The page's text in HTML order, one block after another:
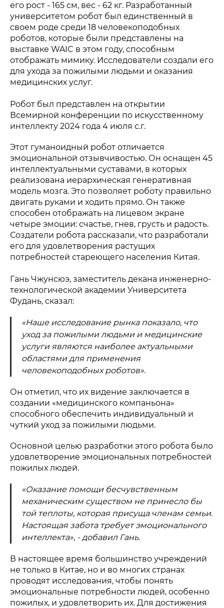
его рост - 165 см, вес - 62 кг. Разработанный
университетом робот был единственный в
своем роде среди 18 человекоподобных
роботов, которые были представлены на
выставке WAIC в этом году, способным
отображать мимику. Исследователи создали его
для ухода за пожилыми людьми и оказания
медицинских услуг.
Робот был представлен на открытии
Всемирной конференции по искусственному
интеллекту 2024 года 4 июля с.г.
Этот гуманоидный робот отличается
эмоциональной отзывчивостью. Он оснащен 45
интеллектуальными суставами, в которых
реализована иерархическая генеративная
модель мозга. Это позволяет роботу правильно
двигать руками и ходить прямо. Он также
способен отображать на лицевом экране
четыре эмоции: счастье, гнев, грусть и радость.
Создатели робота рассказали, что разработали
его для удовлетворения растущих
потребностей стареющего населения Китая.
Гань Чжунсюэ, заместитель декана инженерно-
технологической академии Университета
Фудань, сказал:
«Наше исследование рынка показало, что
уход за пожилыми людьми и медицинские
услуги являются наиболее актуальными
областями для применения
человекоподобных роботов».
Он отметил, что их видение заключается в
создании «медицинского компаньона»
способного обеспечить индивидуальный и
чуткий уход за пожилыми людьми.
Основной целью разработки этого робота было
удовлетворение эмоциональных потребностей
пожилых людей.
«Оказание помощи бесчувственным
механическим существом не принесло бы
той теплоты, которая присуща членам семьи.
Настоящая забота требует эмоционального
интеллекта», - добавил Гань.
В настоящее время большинство учреждений
не только в Китае, но и во многих странах
проводят исследования, чтобы понять
эмоциональные потребности людей, особенно
пожилых, и удовлетворить их. Для достижения